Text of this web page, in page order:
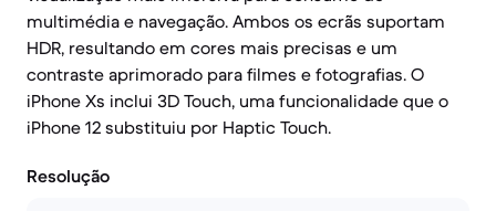
multimédia e navegação. Ambos os ecrãs suportam
HDR, resultando em cores mais precisas e um
contraste aprimorado para filmes e fotografias. O
iPhone Xs inclui 3D Touch, uma funcionalidade que o
iPhone 12 substituiu por Haptic Touch.
Resolução